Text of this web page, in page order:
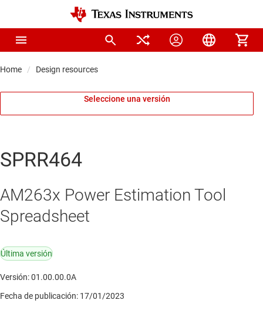
Home Design resources
Seleccione una versión
SPRR464
AM263x Power Estimation Tool
Spreadsheet
Última versión
Versión: 01.00.00.0A
Fecha de publicación: 17/01/2023